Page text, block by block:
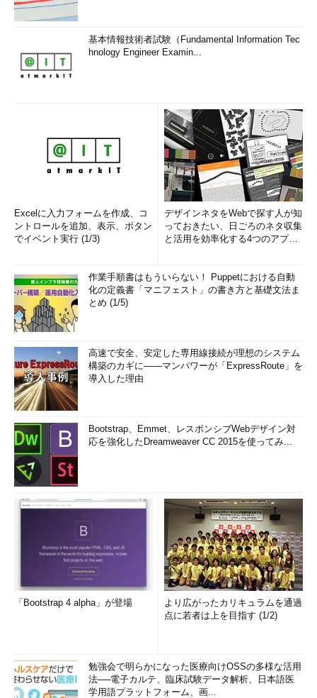
基本情報技術者試験（Fundamental Information Tec
hnology Engineer Examin...
Excelに入力フォームを作成、コ
ントロールを追加、表示、ボタン
でイベント実行 (1/3)
デザインネタをWebで探す人が知
っておきたい、日ごろのネタ収集
と活用を効率化する4つのアプリ
作業手順書はもういらない！ Puppetにおける自動
化の定義書「マニフェスト」の書き方と基礎文法ま
とめ (1/5)
高速で安全、安定した専用線接続が理想のシステム
構築のカギに――マンパワーが「ExpressRoute」を
導入した理由
Bootstrap、Emmet、レスポンシブWebデザイン対
応を強化したDreamweaver CC 2015を使ってみ...
「Bootstrap 4 alpha」が登場
より広がったカリキュラムを通過
点に若者は上を目指す (1/2)
勉強会で明らかになった医療向けOSSの多様な活用
法──電子カルテ、臨床試験データ解析、日本語医
学用語プラットフォーム、画...